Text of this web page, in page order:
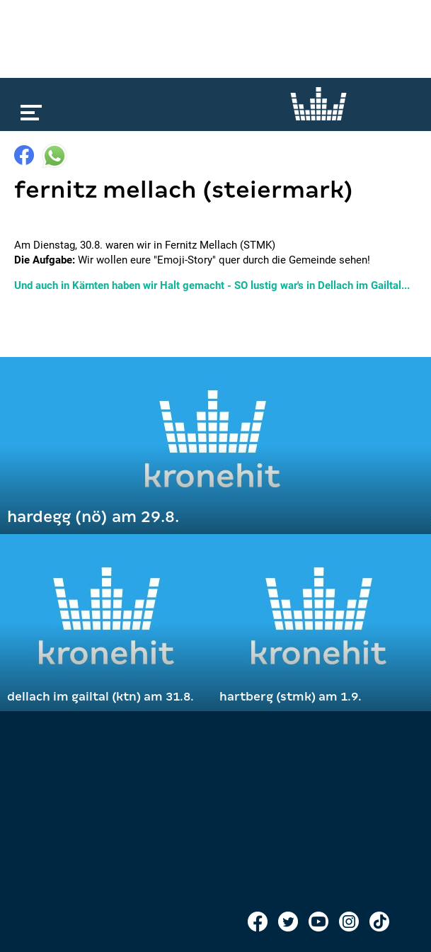
fernitz mellach (steiermark)
Am Dienstag, 30.8. waren wir in Fernitz Mellach (STMK)
Die Aufgabe: Wir wollen eure "Emoji-Story" quer durch die Gemeinde sehen!
Und auch in Kärnten haben wir Halt gemacht - SO lustig war's in Dellach im Gailtal...
hardegg (nö) am 29.8.
dellach im gailtal (ktn) am 31.8. hartberg (stmk) am 1.9.